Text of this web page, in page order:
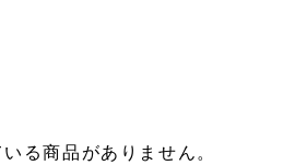
る商品がありません。